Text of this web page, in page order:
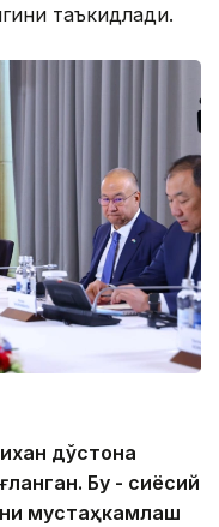
таъкидлади.
дўстона
Бу - сиёсий
мустаҳкамлаш